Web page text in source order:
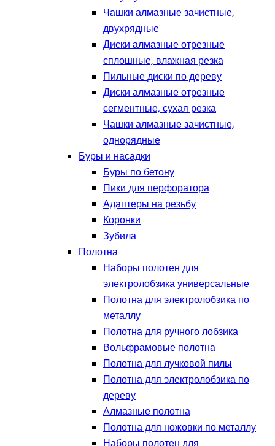
Чашки алмазные зачистные,
двухрядные
Диски алмазные отрезные
сплошные, влажная резка
Пильные диски по дереву
Диски алмазные отрезные
сегментные, сухая резка
Чашки алмазные зачистные,
однорядные
Буры и насадки
Буры по бетону
Пики для перфоратора
Адаптеры на резьбу
Коронки
Зубила
Полотна
Наборы полотен для
электролобзика универсальные
Полотна для электролобзика по
металлу
Полотна для ручного лобзика
Вольфрамовые полотна
Полотна для лучковой пилы
Полотна для электролобзика по
дереву
Алмазные полотна
Полотна для ножовки по металлу